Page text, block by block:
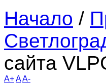
Начало /
сайта
A+AA-